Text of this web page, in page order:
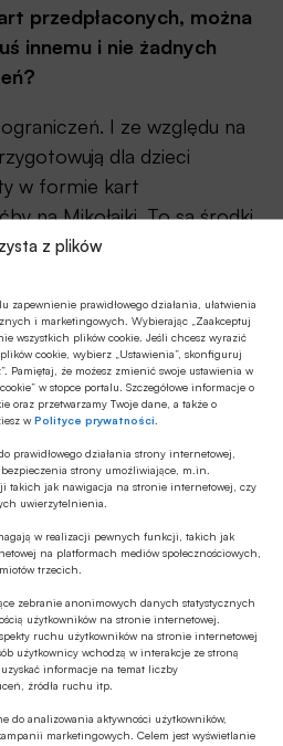
z plików
zapewnienie prawidłowego działania, ułatwienia
i marketingowych. Wybierając „Zaakceptuj
wszystkich plików cookie. Jeśli chcesz wyrazić
cookie, wybierz „Ustawienia”, skonfiguruj
Pamiętaj, że możesz zmienić swoje ustawienia w
w stopce portalu. Szczegółowe informacje o
oraz przetwarzamy Twoje dane, a także o
wPolityce prywatności
prawidłowego działania strony internetowej,
strony umożliwiające, m.in.
takich jak nawigacja na stronie internetowej, czy
uwierzytelnienia.
w realizacji pewnych funkcji, takich jak
na platformach mediów społecznościowych,
trzecich.
zebranie anonimowych danych statystycznych
użytkowników na stronie internetowej.
ruchu użytkowników na stronie internetowej
użytkownicy wchodzą w interakcje ze stroną
informacje na temat liczby
źródła ruchu itp.
do analizowania aktywności użytkowników,
marketingowych. Celem jest wyświetlanie
przedpłaconych, można
innemu i nie żadnych
I ze względu na
dla dzieci
w formie kart
na Mikołajki. To są środki,
sieci sklepów dziecko czy
rodzaju produkty.
aplikacja Revolut Junior
Standard w Polsce